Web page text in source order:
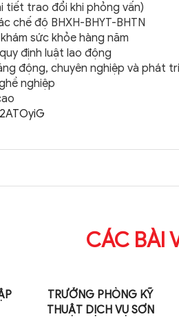
tiết trao đổi khi phỏng vấn)
chế độ BHXH-BHYT-BHTN
sức khỏe hàng năm
định luật lao động
động, chuyên nghiệp và phát
nghiệp
CÁC BÀI
TRƯỞNG PHÒNG KỸ
THUẬT DỊCH VỤ SƠN